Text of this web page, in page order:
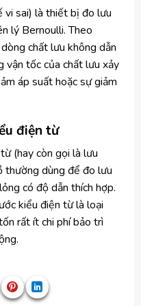
vi sai) là thiết bị đo lưu
lý Bernoulli. Theo
chất lưu không dẫn
vận tốc của chất lưu xảy
áp suất hoặc sự giảm
điện từ
(hay còn gọi là lưu
thường dùng để đo lưu
có độ dẫn thích hợp.
kiểu điện từ là loại
rất ít chi phí bảo trì